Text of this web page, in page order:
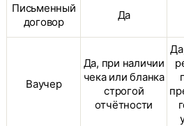
Письменный
договор
Да
Ваучер
Да, при наличии
чека или бланка
строгой
отчётности